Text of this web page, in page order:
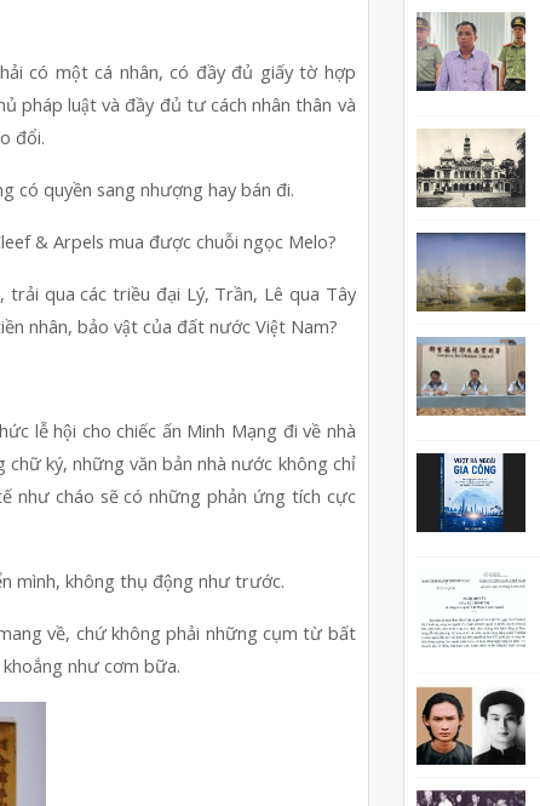
có một cá nhân, có đầy đủ giấy tờ hợp
pháp luật và đầy đủ tư cách nhân thân và
đổi.
có quyền sang nhượng hay bán đi.
& Arpels mua được chuỗi ngọc Melo?
trải qua các triều đại Lý, Trần, Lê qua Tây
nhân, bảo vật của đất nước Việt Nam?
lễ hội cho chiếc ấn Minh Mạng đi về nhà
ký, những văn bản nhà nước không chỉ
như cháo sẽ có những phản ứng tích cực
mình, không thụ động như trước.
về, chứ không phải những cụm từ bất
như cơm bữa.